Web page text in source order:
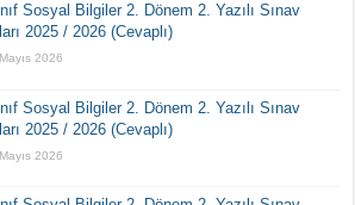
Sosyal Bilgiler 2. Dönem 2. Yazılı Sınav
2025 / 2026 (Cevaplı)
2026
Sosyal Bilgiler 2. Dönem 2. Yazılı Sınav
2025 / 2026 (Cevaplı)
2026